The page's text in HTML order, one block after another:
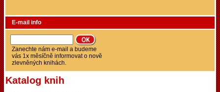
E-mail info
Zanechte nám e-mail a budeme
vás 1x měsíčně informovat o nově
zlevněných knihách.
Katalog knih